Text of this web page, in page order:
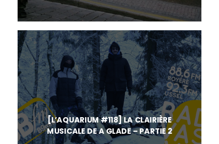
[L’AQUARIUM #118] LA CLAIRIÈRE
MUSICALE DE A GLADE – PARTIE 2